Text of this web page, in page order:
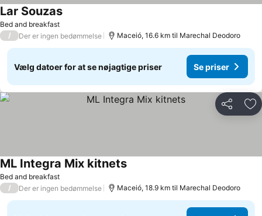
Bed and breakfast
Lar Souzas
/ Der er ingen bedømmelse Maceió, 16.6 km til Marechal Deodoro
Vælg datoer for at se nøjagtige priser Se priser
Del
Bed and breakfast
ML Integra Mix kitnets
/ Der er ingen bedømmelse Maceió, 18.9 km til Marechal Deodoro